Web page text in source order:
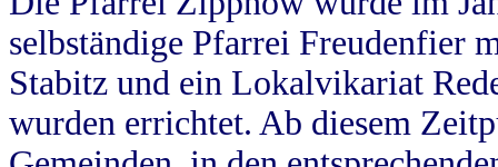
selbständige Pfarrei Freudenfier
Stabitz und ein Lokalvikariat
wurden errichtet. Ab diesem